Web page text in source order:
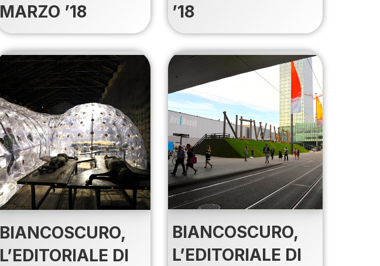
’18
MARZO ’18
BIANCOSCURO,
L’EDITORIALE DI
BIANCOSCURO,
L’EDITORIALE DI